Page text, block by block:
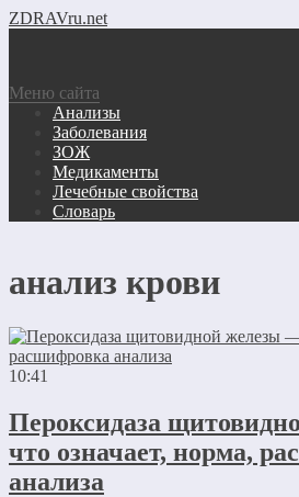
ZDRAVru.net
Меню сайта
Анализы
Заболевания
ЗОЖ
Медикаменты
Лечебные свойства
Словарь
анализ крови
10:41
Пероксидаза
что означает, норма,
анализа